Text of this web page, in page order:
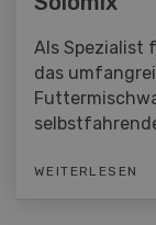
Als Spezialist
das
WEITERLESEN